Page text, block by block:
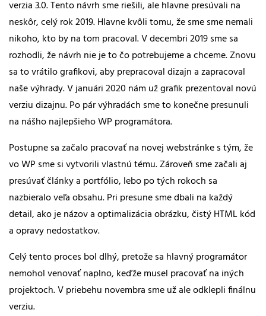
verzia 3.0. Tento návrh sme riešili, ale hlavne presúvali na
neskôr, celý rok 2019. Hlavne kvôli tomu, že sme sme nemali
nikoho, kto by na tom pracoval. V decembri 2019 sme sa
rozhodli, že návrh nie je to čo potrebujeme a chceme. Znovu
sa to vrátilo grafikovi, aby prepracoval dizajn a zapracoval
naše výhrady. V januári 2020 nám už grafik prezentoval novú
verziu dizajnu. Po pár výhradách sme to konečne presunuli
na nášho najlepšieho WP programátora.
Postupne sa začalo pracovať na novej webstránke s tým, že
vo WP sme si vytvorili vlastnú tému. Zároveň sme začali aj
presúvať články a portfólio, lebo po tých rokoch sa
nazbieralo veľa obsahu. Pri presune sme dbali na každý
detail, ako je názov a optimalizácia obrázku, čistý HTML kód
a opravy nedostatkov.
Celý tento proces bol dlhý, pretože sa hlavný programátor
nemohol venovať naplno, keďže musel pracovať na iných
projektoch. V priebehu novembra sme už ale odklepli finálnu
verziu.